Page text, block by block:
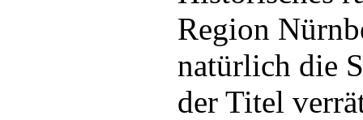
Region
natürlich die
der Titel